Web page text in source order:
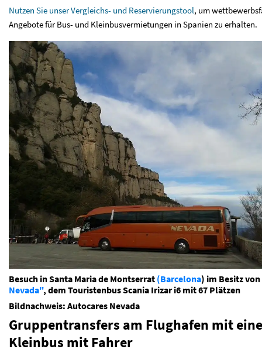
Nutzen Sie unser Vergleichs- und Reservierungstool, um
Angebote für Bus- und Kleinbusvermietungen in Spanien zu erhalten.
Besuch in Santa Maria de Montserrat (Barcelona) im Besitz von
Nevada", dem Touristenbus Scania Irizar i6 mit 67 Plätzen
Bildnachweis: Autocares Nevada
Gruppentransfers am Flughafen mit
Kleinbus mit Fahrer